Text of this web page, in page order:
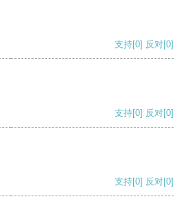
支持[0] 反对[0]
支持[0] 反对[0]
支持[0] 反对[0]